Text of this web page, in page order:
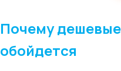
Почему
обойдется